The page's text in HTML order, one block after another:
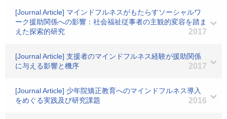
[Journal Article] マインドフルネスがもたらすソーシャルワ
ーク援助関係への影響：社会福祉従事者の主観的変容を踏ま
えた探索的研究
2017
[Journal Article] 支援者のマインドフルネス経験が援助関係
に与える影響と機序
2017
[Journal Article] 少年院矯正教育へのマインドフルネス導入
をめぐる実践及び研究課題
2016